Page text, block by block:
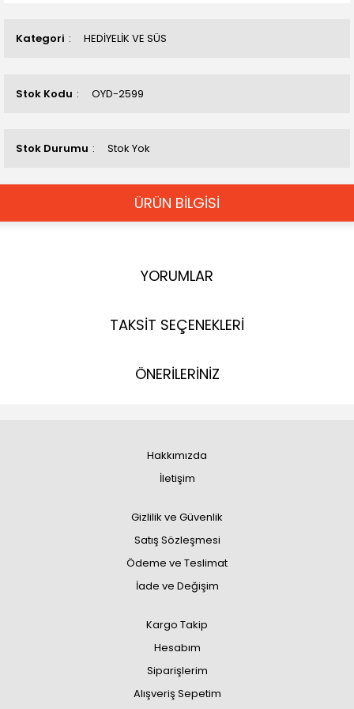
Kategori HEDİYELİK VE SÜS
Stok Kodu OYD-2599
Stok Durumu Stok Yok
ÜRÜN BİLGİSİ
YORUMLAR
TAKSİT SEÇENEKLERİ
ÖNERİLERİNİZ
Hakkımızda
İletişim
Gizlilik ve Güvenlik
Satış Sözleşmesi
Ödeme ve Teslimat
İade ve Değişim
Kargo Takip
Hesabım
Siparişlerim
Alışveriş Sepetim